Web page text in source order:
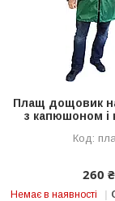
Плащ дощовик
з капюшоном і
260 ₴
Немає в наявності